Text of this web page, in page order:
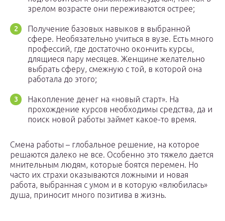
зрелом возрасте они переживаются острее;
Получение базовых навыков в выбранной
сфере. Необязательно учиться в вузе. Есть много
профессий, где достаточно окончить курсы,
длящиеся пару месяцев. Женщине желательно
выбрать сферу, смежную с той, в которой она
работала до этого;
Накопление денег на «новый старт». На
прохождение курсов необходимы средства, да и
поиск новой работы займет какое-то время.
Смена работы – глобальное решение, на которое
решаются далеко не все. Особенно это тяжело дается
мнительным людям, которые боятся перемен. Но
часто их страхи оказываются ложными и новая
работа, выбранная с умом и в которую «влюбилась»
душа, приносит много позитива в жизнь.